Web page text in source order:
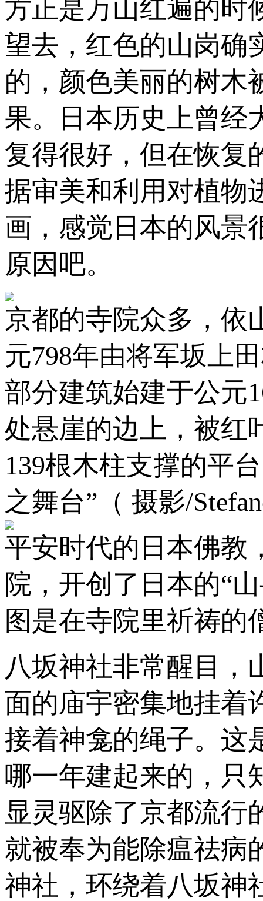
方正是万山红遍的时
望去，红色的山岗确
的，颜色美丽的树木
果。日本历史上曾经
复得很好，但在恢复
据审美和利用对植物
画，感觉日本的风景
原因吧。
京都的寺院众多，依
元798年由将军坂上
部分建筑始建于公元
处悬崖的边上，被红
139根木柱支撑的平
之舞台”（ 摄影/
平安时代的日本佛教
院，开创了日本的“
图是在寺院里祈祷的
八坂神社非常醒目，
面的庙宇密集地挂着
接着神龛的绳子。这
哪一年建起来的，只
显灵驱除了京都流行
就被奉为能除瘟祛病
神社，环绕着八坂神